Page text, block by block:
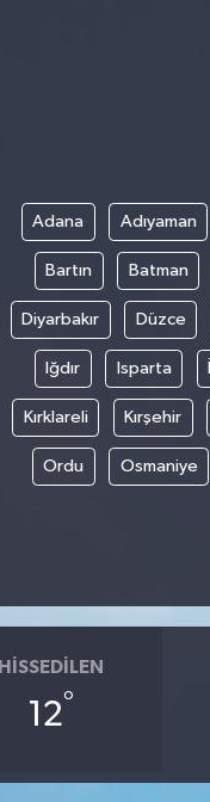
Adana Adıyaman
Bartın Batman
Diyarbakır Düzce
Iğdır Isparta
Kırklareli Kırşehir
Ordu Osmaniye
HISSEDILEN
12°